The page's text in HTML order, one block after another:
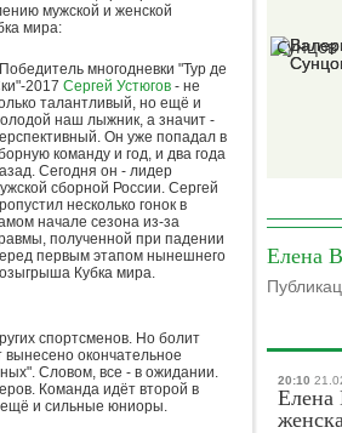
мужской и женской
мира:
многодневки "Тур де
2017 Сергей Устюгов - не
талантливый, но ещё и
наш лыжник, а значит -
Он уже попадал в
команду и год, и два года
Сегодня он - лидер
сборной России. Сергей
несколько гонок в
начале сезона из-за
полученной при падении
первым этапом нынешнего
Кубка мира.
спортсменов. Но болит
вынесено окончательное
Словом, все - в ожидании.
Команда идёт второй в
ещё и сильные юниоры.
Сунцов
Елена
20:10
Елена